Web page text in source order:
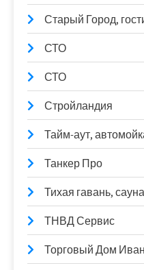
Старый Город,
СТО
СТО
Стройландия
Тайм-аут,
Танкер Про
Тихая гавань, сауна
ТНВД Сервис
Торговый Дом